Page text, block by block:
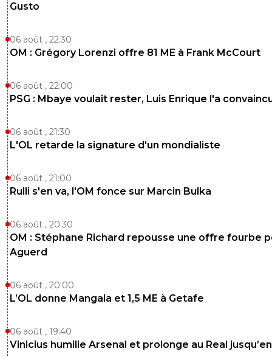
Gusto
06 août , 22:30
OM : Grégory Lorenzi offre 81 ME à Frank McCourt
06 août , 22:00
PSG : Mbaye voulait rester, Luis Enrique l'a
06 août , 21:30
L'OL retarde la signature d'un mondialiste
06 août , 21:00
Rulli s'en va, l'OM fonce sur Marcin Bulka
06 août , 20:30
OM : Stéphane Richard repousse une offre fourbe
Aguerd
06 août , 20:00
L’OL donne Mangala et 1,5 ME à Getafe
06 août , 19:40
Vinicius humilie Arsenal et prolonge au Real